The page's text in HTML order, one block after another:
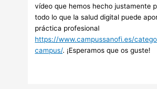
vídeo que hemos hecho justamente
todo lo que la salud digital puede
práctica profesional
https://www.campussanofi.es/
campus/. ¡Esperamos que os guste!